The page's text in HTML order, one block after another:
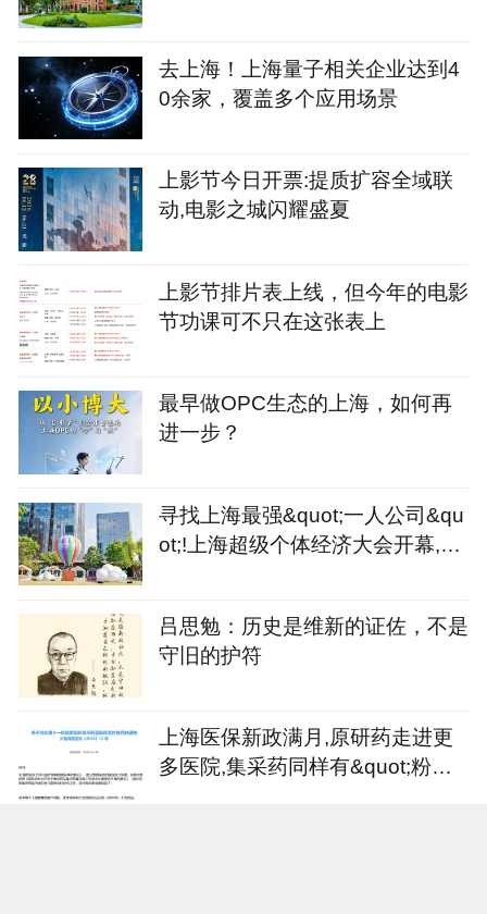
去上海！上海量子相关企业达到4
0余家，覆盖多个应用场景
上影节今日开票:提质扩容全域联
动,电影之城闪耀盛夏
上影节排片表上线，但今年的电影
节功课可不只在这张表上
最早做OPC生态的上海，如何再
进一步？
寻找上海最强&quot;一人公司&qu
ot;!上海超级个体经济大会开幕,征
吕思勉：历史是维新的证佐，不是
守旧的护符
上海医保新政满月,原研药走进更
多医院,集采药同样有&quot;粉丝&